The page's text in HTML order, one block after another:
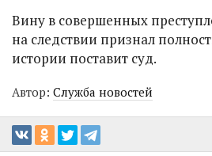
Вину в совершенных
на следствии признал
истории поставит суд.
Автор: Служба новостей